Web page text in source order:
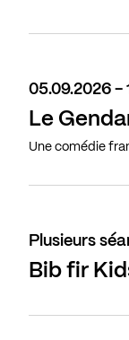
05.09.2026 -
Le
Une comédie
Plusieurs
Bib fir